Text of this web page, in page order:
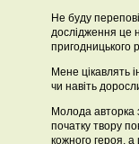
Не буду
дослідження це
пригодницького
Мене цікавлять
чи навіть
Молода авторка
початку твору
кожного героя, а